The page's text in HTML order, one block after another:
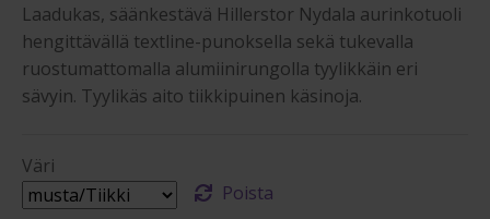
Laadukas, säänkestävä Hillerstor Nydala aurinkotuoli
hengittävällä textline-punoksella sekä tukevalla
ruostumattomalla alumiinirungolla tyylikkäin eri
sävyin. Tyylikäs aito tiikkipuinen käsinoja.
Väri
Poista